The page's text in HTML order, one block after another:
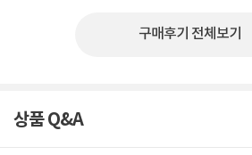
구매후기 전체보기
상품 Q&A